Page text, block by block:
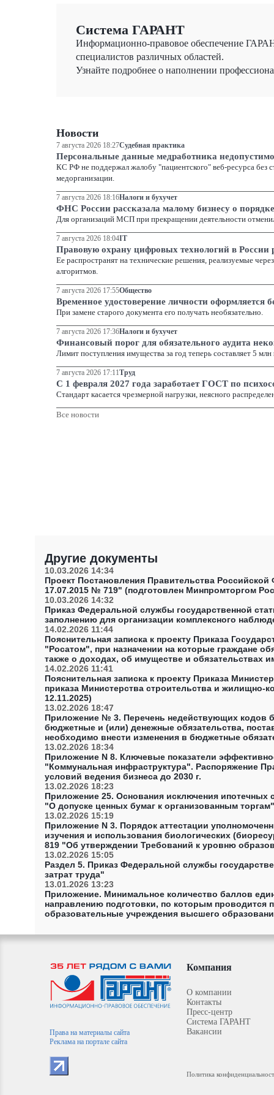
Отказывая в удовлетворении заявленных
государственной власти субъекта Российской
Статьей 3
названного выше закона от 2 марта
КонституцияРоссийской Федерации, настоящий
конституции (уставы), законы и иные
сходах граждан, и иные муниципальные правовые
муниципальными правовыми актами в
субъекта Российской Федерации, ачасть 2 ст. 7
предусмотрены должности муниципальной
должность. Такие должности муниципальной
указанного лица. Приведенные положения
договора в части срока последнего.
В силу указанного выше, правильным является
службы и самостоятельно определять должности
замещающего муниципальную должность, к
муниципального образования.
Исходя из положенияч. 2 ст. 1вышеназванного
депутаты, члены выборных органов местного
муниципальных образований, суд обоснованно
избранный на муниципальных выборах,
случаях допускается заключение с
муниципальную должность, трудового договора
контракту, заключаемому по результатам
Система ГАРАНТ
Информационно-правовое обеспечение
специалистов различных областей.
Узнайте подробнее о наполнении
Новости
7 августа 2026 18:27Судебная практика
Персональные данные медработника недопустимо
КС РФ не поддержал жалобу "пациентского" веб-ресурса без
медорганизации.
7 августа 2026 18:16Налоги и бухучет
ФНС России рассказала малому бизнесу о
Для организаций МСП при прекращении деятельности
7 августа 2026 18:04IT
Правовую охрану цифровых технологий в России
Ее распространят на технические решения, реализуемые
алгоритмов.
7 августа 2026 17:55Общество
Временное удостоверение личности оформляется
При замене старого документа его получать необязательно.
7 августа 2026 17:36Налоги и бухучет
Финансовый порог для обязательного аудита
Лимит поступления имущества за год теперь составляет 5
7 августа 2026 17:11Труд
С 1 февраля 2027 года заработает ГОСТ по
Стандарт касается чрезмерной нагрузки, неясного
Все новости
Другие документы
10.03.2026 14:34
Проект Постановления Правительства
17.07.2015 № 719" (подготовлен Минпромторгом
10.03.2026 14:32
Приказ Федеральной службы государственной
заполнению для организации комплексного
14.02.2026 11:44
Пояснительная записка к проекту Приказа
"Росатом", при назначении на которые граждане
также о доходах, об имуществе и обязательствах
Госкорпорации "Росатом", при замещении которых
и обязательствах имущественного характера, а
14.02.2026 11:41
Пояснительная записка к проекту Приказа
приказа Министерства строительства и жилищно-
12.11.2025)
13.02.2026 18:47
Приложение № 3. Перечень недействующих кодов
бюджетные и (или) денежные обязательства,
необходимо внести изменения в бюджетные
№ 02-05-07/5352 О внесении изменений в коды
до начала текущего финансового года
13.02.2026 18:34
Приложение N 8. Ключевые показатели
"Коммунальная инфраструктура". Распоряжение
условий ведения бизнеса до 2030 г.
13.02.2026 18:23
Приложение 25. Основания исключения ипотечных
"О допуске ценных бумаг к организованным
13.02.2026 15:19
Приложение N 3. Порядок аттестации
изучения и использования биологических
819 "Об утверждении Требований к уровню
формирования, сохранения, развития, изучения и
также Порядка их аттестации"
13.02.2026 15:05
Раздел 5. Приказ Федеральной службы
затрат труда"
13.01.2026 13:23
Приложение. Минимальное количество баллов
направлению подготовки, по которым
образовательные учреждения высшего
общеобразовательным предметам,
целевое обучение, в федеральные
Права на материалы сайта
Реклама на портале сайта
Компания
О компании
Контакты
Пресс-центр
Система ГАРАНТ
Вакансии
Политика